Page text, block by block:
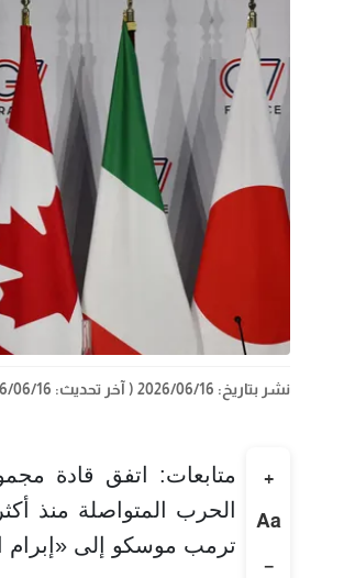
نشر بتاريخ: 2026/06/16 ( آخر تحديث: 2026/06/16 الساعة: 22:45 )
+
Aa
−
متابعات: اتفق قادة
الحرب المتواصلة منذ
ترمب موسكو إلى «إبرام